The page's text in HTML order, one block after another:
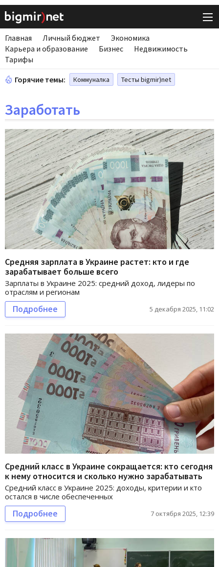
Главная Личный бюджет
Экономика
Карьера и образование
Бизнес
Недвижимость
Тарифы
Горячие темы: Коммуналка Тесты bigmir)net
Заработать
Средняя зарплата в Украине растет: кто и где
зарабатывает больше всего
Зарплаты в Украине 2025: средний доход, лидеры по
отраслям и регионам
Подробнее 5 декабря 2025, 11:02
Средний класс в Украине сокращается: кто сегодня
к нему относится и сколько нужно зарабатывать
Средний класс в Украине 2025: доходы, критерии и кто
остался в числе обеспеченных
Подробнее 7 октября 2025, 12:39